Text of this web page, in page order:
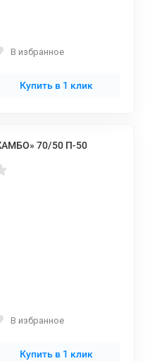
В избранное
Купить в 1 клик
70/50 П-50
В избранное
Купить в 1 клик